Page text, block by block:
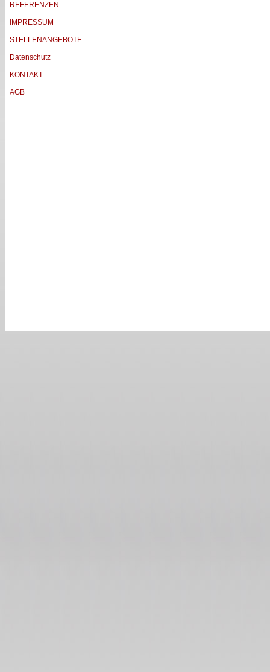
REFERENZEN
IMPRESSUM
STELLENANGEBOTE
Datenschutz
KONTAKT
AGB